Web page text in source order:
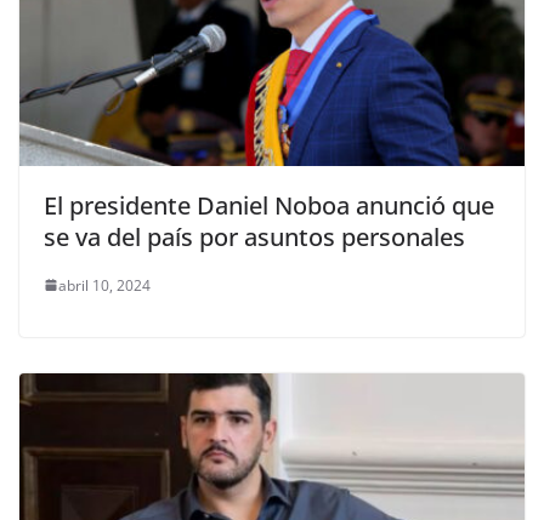
El presidente Daniel Noboa anunció que
se va del país por asuntos personales
abril 10, 2024